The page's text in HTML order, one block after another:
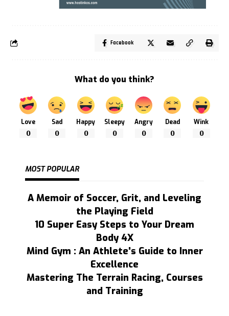
Facebook
What do you think?
Love
0
Sad
0
Happy
0
Sleepy
0
Angry
0
Dead
0
Wink
0
MOST POPULAR
A Memoir of Soccer, Grit, and Leveling
the Playing Field
10 Super Easy Steps to Your Dream
Body 4X
Mind Gym : An Athlete's Guide to Inner
Excellence
Mastering The Terrain Racing, Courses
and Training